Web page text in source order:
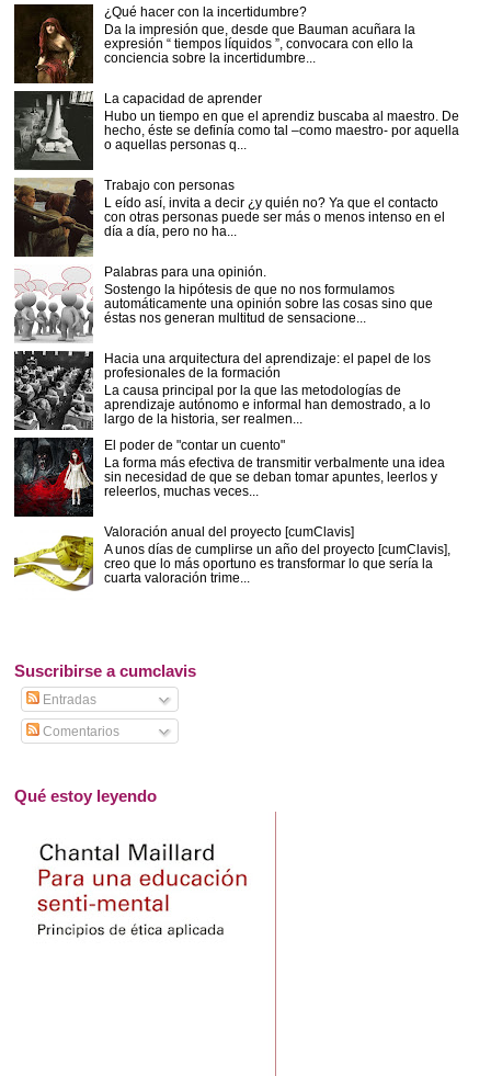
¿Qué hacer con la incertidumbre?
Da la impresión que, desde que Bauman acuñara la
expresión “ tiempos líquidos ”, convocara con ello la
conciencia sobre la incertidumbre...
La capacidad de aprender
Hubo un tiempo en que el aprendiz buscaba al maestro. De
hecho, éste se definía como tal –como maestro- por aquella
o aquellas personas q...
Trabajo con personas
L eído así, invita a decir ¿y quién no? Ya que el contacto
con otras personas puede ser más o menos intenso en el
día a día, pero no ha...
Palabras para una opinión.
Sostengo la hipótesis de que no nos formulamos
automáticamente una opinión sobre las cosas sino que
éstas nos generan multitud de sensacione...
Hacia una arquitectura del aprendizaje: el papel de los
profesionales de la formación
La causa principal por la que las metodologías de
aprendizaje autónomo e informal han demostrado, a lo
largo de la historia, ser realmen...
El poder de "contar un cuento"
La forma más efectiva de transmitir verbalmente una idea
sin necesidad de que se deban tomar apuntes, leerlos y
releerlos, muchas veces...
Valoración anual del proyecto [cumClavis]
A unos días de cumplirse un año del proyecto [cumClavis],
creo que lo más oportuno es transformar lo que sería la
cuarta valoración trime...
Suscribirse a cumclavis
Entradas
Comentarios
Qué estoy leyendo